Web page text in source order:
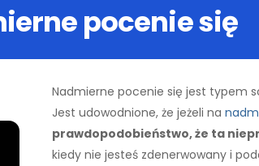
pocenie się
Nadmierne pocenie się jest typem
Jest udowodnione, że jeżeli na
prawdopodobieństwo, że ta
kiedy nie jesteś zdenerwowany i